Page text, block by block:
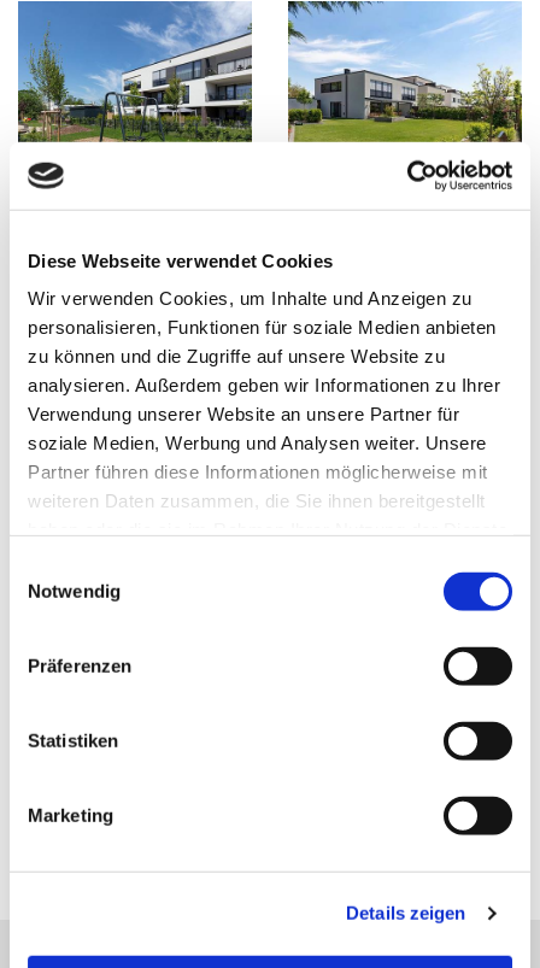
Diese Webseite verwendet Cookies
Wir verwenden Cookies, um Inhalte und Anzeigen zu
personalisieren, Funktionen für soziale Medien anbieten
zu können und die Zugriffe auf unsere Website zu
analysieren. Außerdem geben wir Informationen zu Ihrer
Verwendung unserer Website an unsere Partner für
soziale Medien, Werbung und Analysen weiter. Unsere
Partner führen diese Informationen möglicherweise mit
weiteren Daten zusammen, die Sie ihnen bereitgestellt
Notwendig
Präferenzen
Statistiken
Marketing
Details zeigen